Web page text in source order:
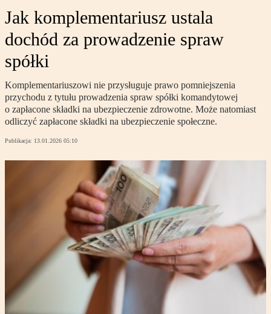
Jak komplementariusz ustala
dochód za prowadzenie spraw
spółki
Komplementariuszowi nie przysługuje prawo pomniejszenia
przychodu z tytułu prowadzenia spraw spółki komandytowej
o zapłacone składki na ubezpieczenie zdrowotne. Może natomiast
odliczyć zapłacone składki na ubezpieczenie społeczne.
Publikacja: 13.01.2026 05:10